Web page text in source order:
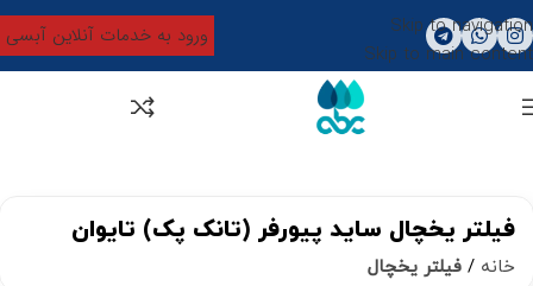
Skip to navigation
Skip to main content
ورود به خدمات آنلاین آبسی
فیلتر یخچال ساید پیورفر (تانک پک) تایوان
خانه فیلتر یخچال